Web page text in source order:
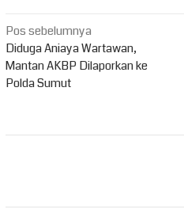
Navigasi
pos
Pos sebelumnya
Diduga Aniaya Wartawan,
Mantan AKBP Dilaporkan ke
Polda Sumut